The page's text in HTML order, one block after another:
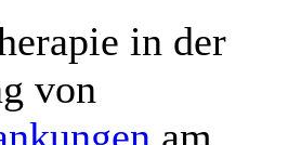
in der
von